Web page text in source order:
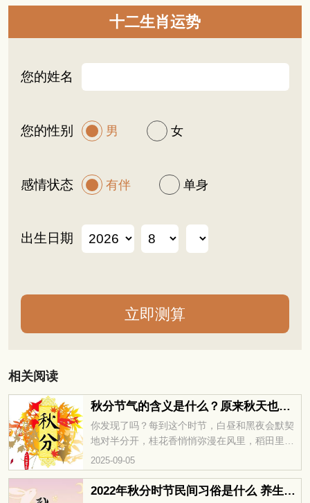
十二生肖运势
您的姓名
您的性别 男 女
感情状态 有伴 单身
出生日期
相关阅读
秋分节气的含义是什么？原来秋天也能对半分
你发现了吗？每到这个时节，白昼和黑夜会默契
地对半分开，桂花香悄悄弥漫在风里，稻田里的
穗子被秋风吹得弯弯，像一片片金黄的月牙，这
就是秋分。它可不光是天气转凉的信号，更是古
人农耕智慧里的关键一环，也承载着流传千年的
2025-09-05
2022年秋分时节民间习俗是什么 养生技巧